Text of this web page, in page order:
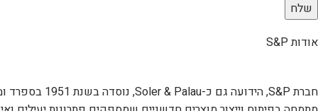
אודות S&P